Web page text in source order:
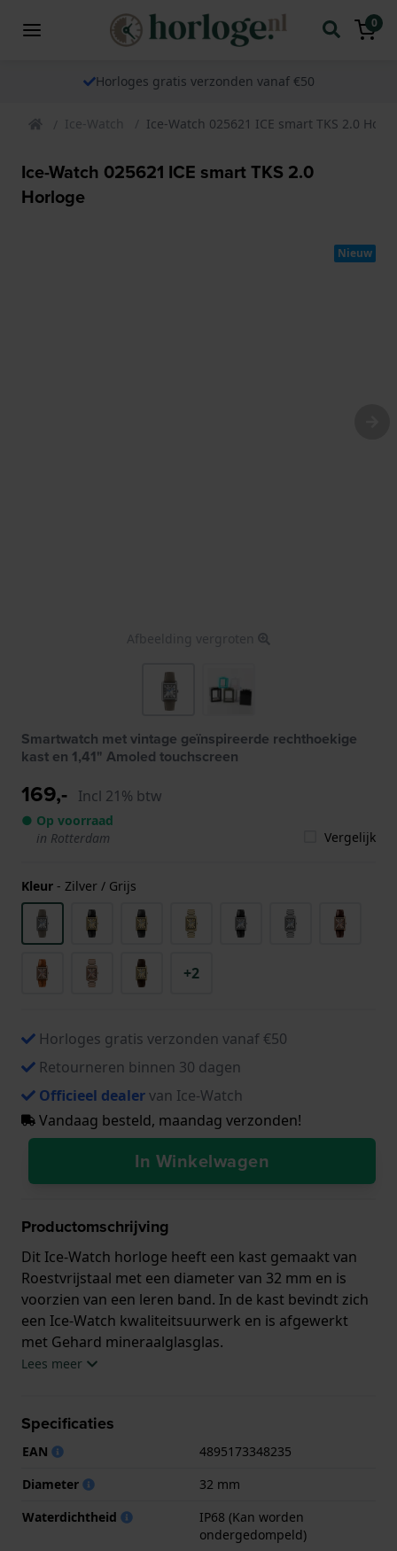
0
Horloges gratis verzonden vanaf €50
Ice-Watch Ice-Watch 025621 ICE smart TKS 2.0
Ice-Watch 025621 ICE smart TKS 2.0
Horloge
Nieuw
Afbeelding vergroten
Smartwatch met vintage geïnspireerde rechthoekige
kast en 1,41" Amoled touchscreen
169,- Incl 21% btw
● Op voorraad
in Rotterdam
Vergelijk
Kleur - Zilver / Grijs
+2
Horloges gratis verzonden vanaf €50
Retourneren binnen 30 dagen
Officieel dealervan Ice-Watch
Vandaag besteld, maandag verzonden!
In Winkelwagen
Productomschrijving
Dit Ice-Watch horloge heeft een kast gemaakt van
Roestvrijstaal met een diameter van 32 mm en is
voorzien van een leren band. In de kast bevindt zich
een Ice-Watch kwaliteitsuurwerk en is afgewerkt
met Gehard mineraalglasglas.
.
Lees meer
Specificaties
EAN
4895173348235
Diameter
32 mm
Waterdichtheid
IP68 (Kan worden
ondergedompeld)